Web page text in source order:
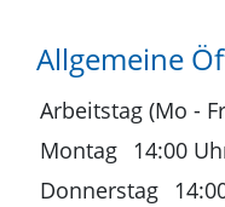
Allgemeine
Arbeitstag (Mo -
Montag
14:00
Donnerstag